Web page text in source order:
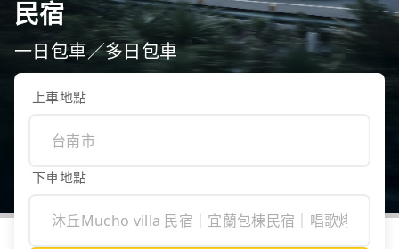
民宿
一日包車／多日包車
上車地點
下車地點